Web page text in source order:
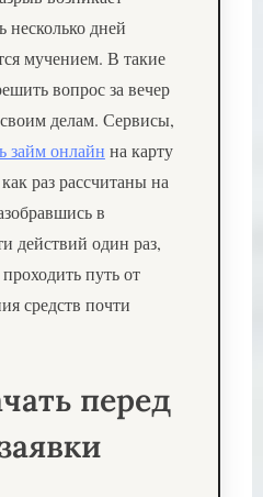
дней
мучением. В такие
вопрос за вечер
делам. Сервисы,
займ онлайн на карту
раз рассчитаны на
в
действий один раз,
путь от
средств почти
перед